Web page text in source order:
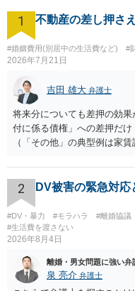
1 不動産の差し押さ
#婚姻費用(別居中の生活費など) #
2026年7月21日
吉田 雄大 弁護士
将来分についても差押の効
付に係る債権」への差押だ
（「その他」の典型例は家
のみが配当の対象です。
2 DV被害の緊急対
#DV・暴力 #モラハラ #離婚協議
#生活費を渡さない
2026年8月4日
離婚・男女問題に強い弁
泉 亮介 弁護士